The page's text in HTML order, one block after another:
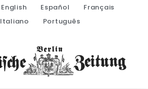
English Español
Français
Italiano
Português